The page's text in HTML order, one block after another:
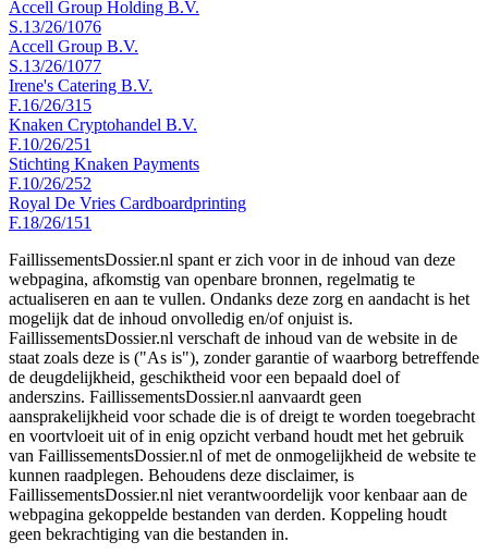
Accell Group Holding B.V.
S.13/26/1076
Accell Group B.V.
S.13/26/1077
Irene's Catering B.V.
F.16/26/315
Knaken Cryptohandel B.V.
F.10/26/251
Stichting Knaken Payments
F.10/26/252
Royal De Vries Cardboardprinting
F.18/26/151
FaillissementsDossier.nl spant er zich voor in de inhoud van deze
webpagina, afkomstig van openbare bronnen, regelmatig te
actualiseren en aan te vullen. Ondanks deze zorg en aandacht is het
mogelijk dat de inhoud onvolledig en/of onjuist is.
FaillissementsDossier.nl verschaft de inhoud van de website in de
staat zoals deze is ("As is"), zonder garantie of waarborg betreffende
de deugdelijkheid, geschiktheid voor een bepaald doel of
anderszins. FaillissementsDossier.nl aanvaardt geen
aansprakelijkheid voor schade die is of dreigt te worden toegebracht
en voortvloeit uit of in enig opzicht verband houdt met het gebruik
van FaillissementsDossier.nl of met de onmogelijkheid de website te
kunnen raadplegen. Behoudens deze disclaimer, is
FaillissementsDossier.nl niet verantwoordelijk voor kenbaar aan de
webpagina gekoppelde bestanden van derden. Koppeling houdt
geen bekrachtiging van die bestanden in.